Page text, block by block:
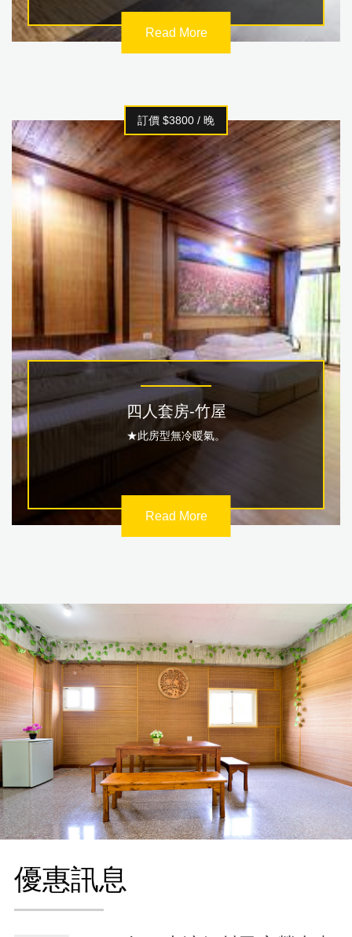
Read More
訂價 $3800 / 晚
四人套房-竹屋
★此房型無冷暖氣。
Read More
優惠訊息